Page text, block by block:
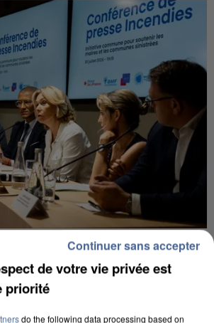
DE-FRANCE LANCE UN ÉLAN
de votre vie privée est
priorité
do the following data processing based on
Continuer sans accepter